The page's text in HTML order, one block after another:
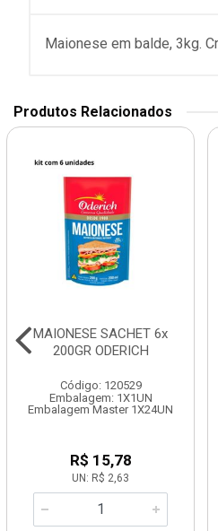
Maionese em balde, 3kg.
Produtos Relacionados
MAIONESE SACHET 6x
200GR ODERICH
Código: 120529
Embalagem: 1X1UN
Embalagem Master 1X24UN
R$ 15,78
UN: R$ 2,63